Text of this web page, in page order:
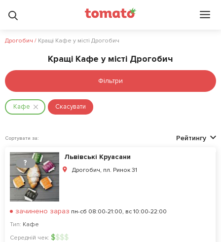
Дрогобич / Кращі Кафе у місті Дрогобич
Кращі Кафе у місті Дрогобич
Фільтри
Кафе Скасувати
Сортувати за: Рейтингу
?
Львівські Круасани
Дрогобич, пл. Ринок 31
зачинено зараз пн-сб 08:00-21:00, вс 10:00-22:00
Тип: Кафе
Середній чек: $$$$